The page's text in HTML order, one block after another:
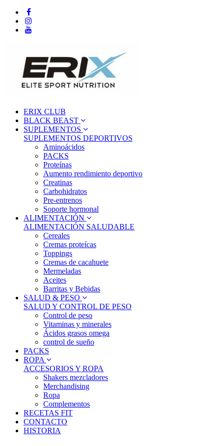
ERIX CLUB
BLACK BEAST
SUPLEMENTOS
SUPLEMENTOS DEPORTIVOS
Aminoácidos
PACKS
Proteínas
Aumento rendimiento deportivo
Creatinas
Carbohidratos
Pre-entrenos
Soporte hormonal
ALIMENTACIÓN
ALIMENTACIÓN SALUDABLE
Cereales
Cremas proteícas
Toppings
Cremas de cacahuete
Mermeladas
Aceites
Barritas y Bebidas
SALUD & PESO
SALUD Y CONTROL DE PESO
Control de peso
Vitaminas y minerales
Ácidos grasos omega
control de sueño
PACKS
ROPA
ACCESORIOS Y ROPA
Shakers mezcladores
Merchandising
Ropa
Complementos
RECETAS FIT
CONTACTO
HISTORIA